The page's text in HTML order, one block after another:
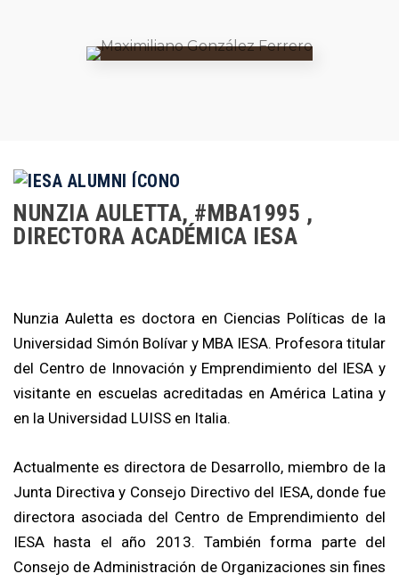
NUNZIA AULETTA, #MBA1995 ,
DIRECTORA ACADÉMICA IESA
Nunzia Auletta es doctora en Ciencias Políticas de la
Universidad Simón Bolívar y MBA IESA. Profesora titular
del Centro de Innovación y Emprendimiento del IESA y
visitante en escuelas acreditadas en América Latina y
en la Universidad LUISS en Italia.
Actualmente es directora de Desarrollo, miembro de la
Junta Directiva y Consejo Directivo del IESA, donde fue
directora asociada del Centro de Emprendimiento del
IESA hasta el año 2013. También forma parte del
Consejo de Administración de Organizaciones sin fines